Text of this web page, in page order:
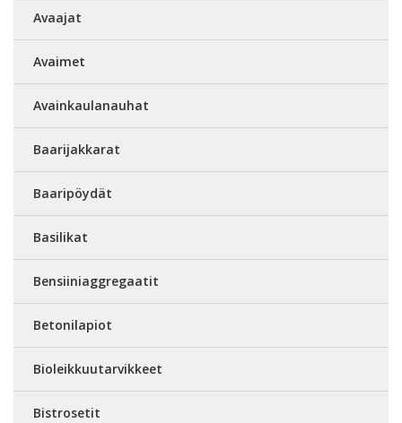
Avaajat
Avaimet
Avainkaulanauhat
Baarijakkarat
Baaripöydät
Basilikat
Bensiiniaggregaatit
Betonilapiot
Bioleikkuutarvikkeet
Bistrosetit